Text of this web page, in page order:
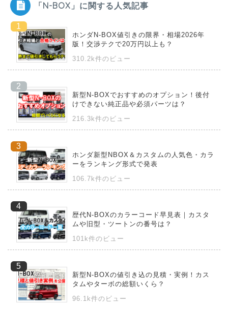
「N-BOX」に関する人気記事
ホンダN-BOX値引きの限界・相場2026年
版！交渉テクで20万円以上も？
310.2k件のビュー
新型N-BOXでおすすめのオプション！後付
けできない純正品や必須パーツは？
216.3k件のビュー
ホンダ新型NBOX＆カスタムの人気色・カラ
ーをランキング形式で発表
106.7k件のビュー
歴代N-BOXのカラーコード早見表｜カスタ
ムや旧型・ツートンの番号は？
101k件のビュー
新型N-BOXの値引き込の見積・実例！カス
タムやターボの総額いくら？
96.1k件のビュー